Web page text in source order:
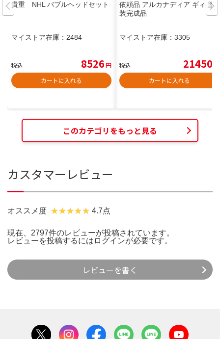
貴重 NHL バブルヘッドセット
マイストア在庫： 2484
税込 8526円
カートに入れる
依頼品 アルカナディア ギィ 塗
装完成品
マイストア在庫： 3305
税込 21450
カートに入れる
このカテゴリをもっと見る
カスタマーレビュー
オススメ度 4.7点
現在、2797件のレビューが投稿されています。
レビューを投稿するには ログインが必要です。
レビューを書く